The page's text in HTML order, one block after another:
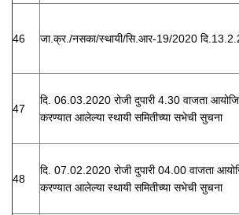
46 जा.क्र./नसका/स्थायी/सि.आर-19/2020
47
दि. 06.03.2020 रोजी दुपारी 4.30 वाजता
करण्यात आलेल्या स्थायी समितीच्या सभेची सुचना
48
दि. 07.02.2020 रोजी दुपारी 04.00 वाजता
करण्यात आलेल्या स्थायी समितीच्या सभेची सुचना